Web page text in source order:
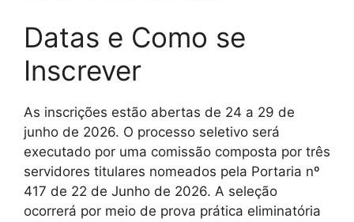
Datas e Como se
Inscrever
As inscrições estão abertas de 24 a 29 de
junho de 2026. O processo seletivo será
executado por uma comissão composta por três
servidores titulares nomeados pela Portaria nº
417 de 22 de Junho de 2026. A seleção
ocorrerá por meio de prova prática eliminatória